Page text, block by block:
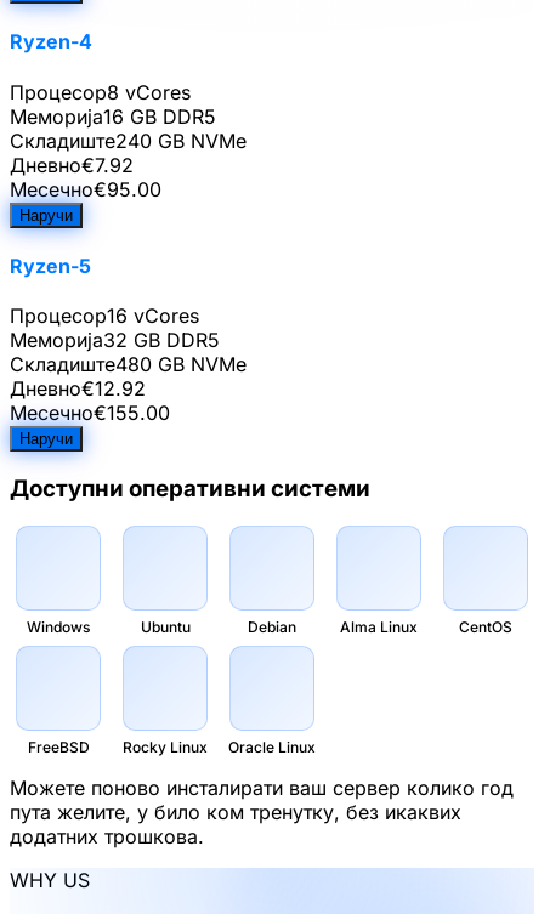
Ryzen-4
Процесор8 vCores
Меморија16 GB DDR5
Складиште240 GB NVMe
Дневно€7.92
Месечно€95.00
Наручи
Ryzen-5
Процесор16 vCores
Меморија32 GB DDR5
Складиште480 GB NVMe
Дневно€12.92
Месечно€155.00
Наручи
Доступни оперативни системи
Windows Ubuntu Debian Alma Linux CentOS
FreeBSD Rocky Linux Oracle Linux
Можете поново инсталирати ваш сервер колико год
пута желите, у било ком тренутку, без икаквих
додатних трошкова.
WHY US